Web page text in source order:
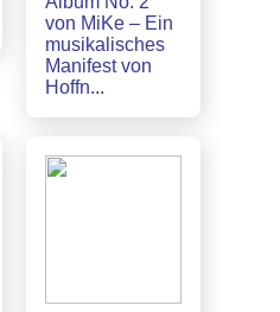
von MiKe – Ein
musikalisches
Manifest von
Hoffn...